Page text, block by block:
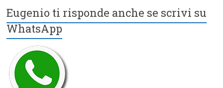
Eugenio ti risponde anche se scrivi su
WhatsApp